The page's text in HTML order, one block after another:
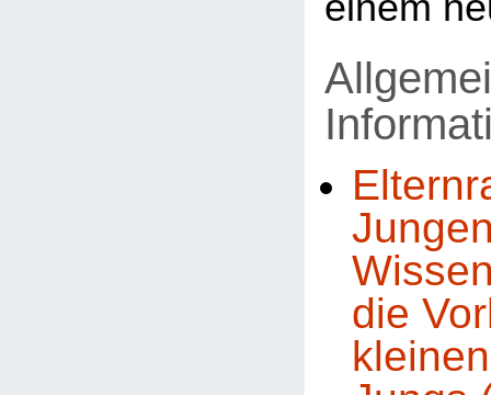
die